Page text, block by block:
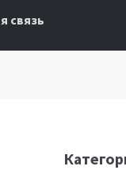
связь